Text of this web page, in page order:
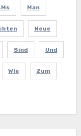
Man
Neue
Sind Und
Wie Zum